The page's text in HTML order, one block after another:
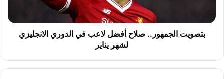
لشهر
ينايربتصويت الجمهور.. صلاح أفضل لاعب في الدوري الانجليزي
لشهر يناير